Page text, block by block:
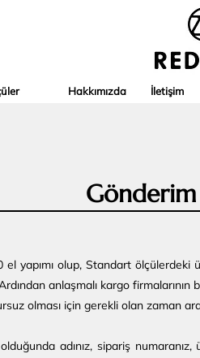
Hakkımızda İletişim
el yapımı olup, Standart
anlaşmalı kargo
olması için gerekli olan zaman
adınız, sipariş